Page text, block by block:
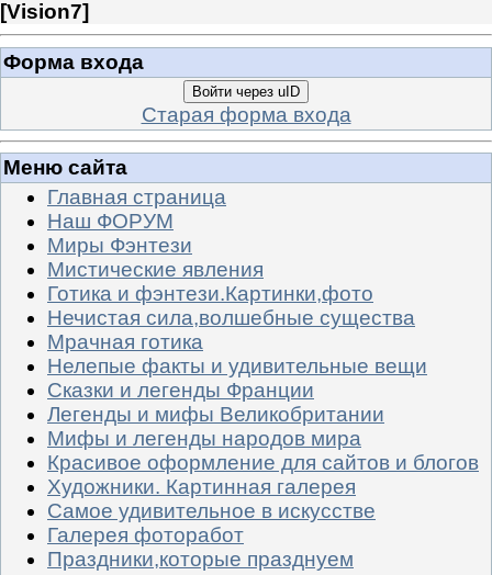
[Vision7]
Форма входа
Войти через uID
Старая форма входа
Меню сайта
Главная страница
Наш ФОРУМ
Миры Фэнтези
Мистические явления
Готика и фэнтези.Картинки,фото
Нечистая сила,волшебные существа
Мрачная готика
Нелепые факты и удивительные вещи
Сказки и легенды Франции
Легенды и мифы Великобритании
Мифы и легенды народов мира
Красивое оформление для сайтов и блогов
Художники. Картинная галерея
Самое удивительное в искусстве
Галерея фоторабот
Праздники,которые празднуем